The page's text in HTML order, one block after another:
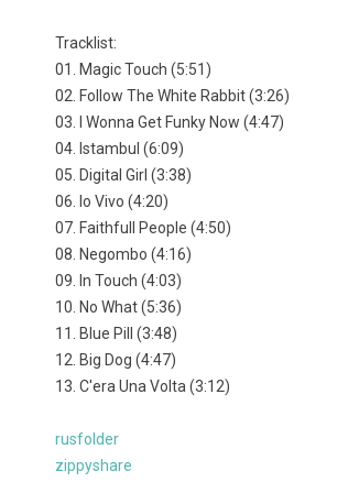
Tracklist:
01. Magic Touch (5:51)
02. Follow The White Rabbit (3:26)
03. I Wonna Get Funky Now (4:47)
04. Istambul (6:09)
05. Digital Girl (3:38)
06. Io Vivo (4:20)
07. Faithfull People (4:50)
08. Negombo (4:16)
09. In Touch (4:03)
10. No What (5:36)
11. Blue Pill (3:48)
12. Big Dog (4:47)
13. C'era Una Volta (3:12)
rusfolder
zippyshare